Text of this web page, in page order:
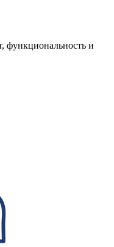
функциональность и